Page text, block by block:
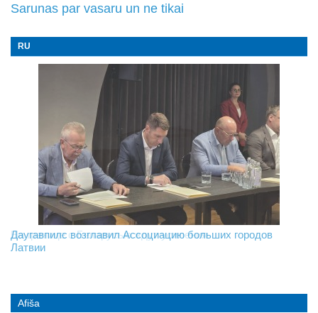
Sarunas par vasaru un ne tikai
RU
На границе с Беларусью ждут усиления
Даугавпилс возглавил Ассоциацию больших городов
Латвии
Инвалидность — не приговор: «Mediastrims» расскажет
реальные истории людей с ограниченными возможностями
Afiša